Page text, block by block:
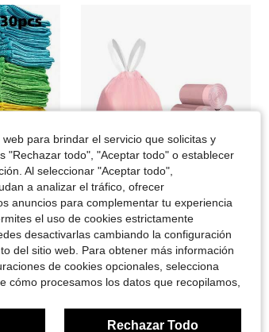
de $0.65
toallas de limpieza de cocina y baño, paños de secado de automóviles, paños de limpieza del hogar y paños de pulido de automóviles. Artículos esenciales de cocina.
-30%
1 rollo de 50 bolsas de basura para baño duraderas y ligeras; 1 paquete de bolsas de basura pequeñas de color rosa; bolsas de basura desechables adecuadas para oficinas y botes de basura domésticos; bolsas de plástico para la cocina, la sala de estar y el uso doméstico
¡Casi agotado!
$1.95 100+ vendidos
para brindar el servicio que solicitas y
"Rechazar todo", "Aceptar todo" o establecer
Al seleccionar "Aceptar todo",
a analizar el tráfico, ofrecer
anuncios para complementar tu experiencia
el uso de cookies estrictamente
desactivarlas cambiando la configuración
del sitio web. Para obtener más información
de cookies opcionales, selecciona
cómo procesamos los datos que recopilamos,
Rechazar Todo